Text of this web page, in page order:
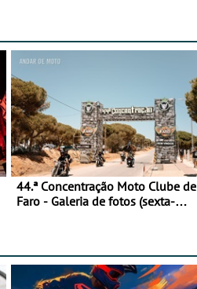
44.ª Concentração Moto Clube de
Faro - Galeria de fotos (sexta-